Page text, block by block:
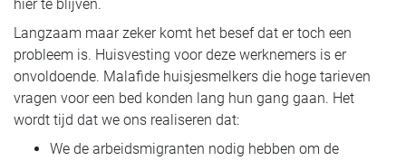
hier te blijven.
Langzaam maar zeker komt het besef dat er toch een
probleem is. Huisvesting voor deze werknemers is er
onvoldoende. Malafide huisjesmelkers die hoge tarieven
vragen voor een bed konden lang hun gang gaan. Het
wordt tijd dat we ons realiseren dat:
We de arbeidsmigranten nodig hebben om de